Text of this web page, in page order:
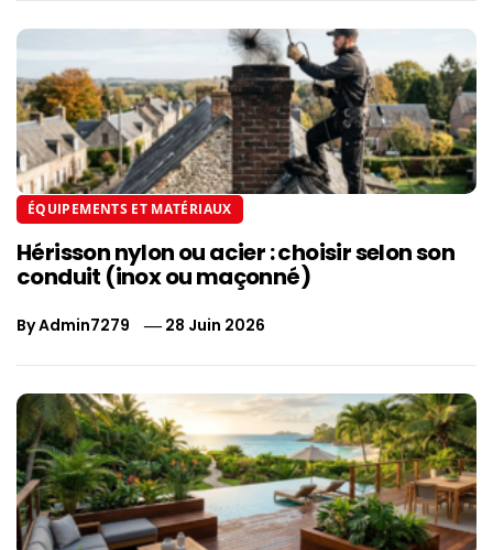
ÉQUIPEMENTS ET MATÉRIAUX
Hérisson nylon ou acier : choisir selon son
conduit (inox ou maçonné)
ByAdmin7279 28 Juin 2026